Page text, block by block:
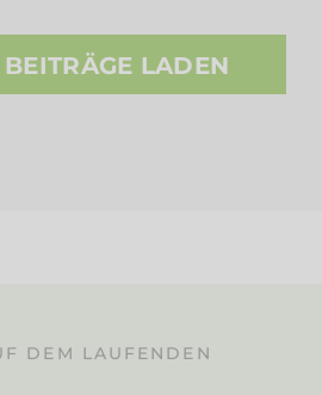
LADEN
DEM LAUFENDEN